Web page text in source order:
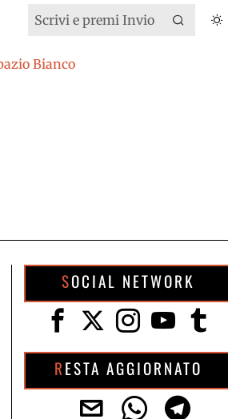
SOCIAL NETWORK
RESTA AGGIORNATO